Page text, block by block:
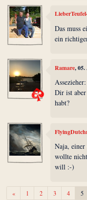
Das muss
ein
Ramare,
Assezieher:
Dir ist aber
habt?
Naja,
wollte
will :-)
«Zurück1 2 3 4 5